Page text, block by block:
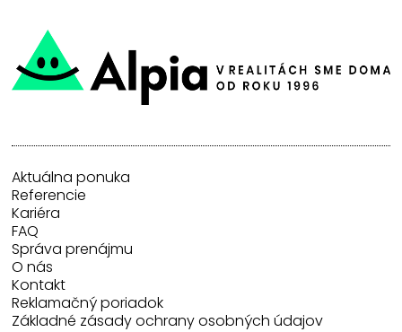
Aktuálna ponuka
Referencie
Kariéra
FAQ
Správa prenájmu
O nás
Kontakt
Reklamačný poriadok
Základné zásady ochrany osobných údajov